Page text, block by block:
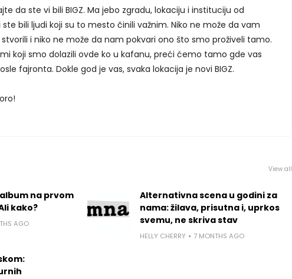
da ste vi bili BIGZ. Ma jebo zgradu, lokaciju i instituciju od
bili ljudi koji su to mesto činili važnim. Niko ne može da vam
i niko ne može da nam pokvari ono što smo proživeli tamo.
mi koji smo dolazili ovde ko u kafanu, preći ćemo tamo gde vas
fajronta. Dokle god je vas, svaka lokacija je novi BIGZ.
View all
na prvom
kako?
AGO
Alternativna scena u godini za
nama: žilava, prisutna i, uprkos
svemu, ne skriva stav
HELLY CHERRY 7 MONTHS AGO